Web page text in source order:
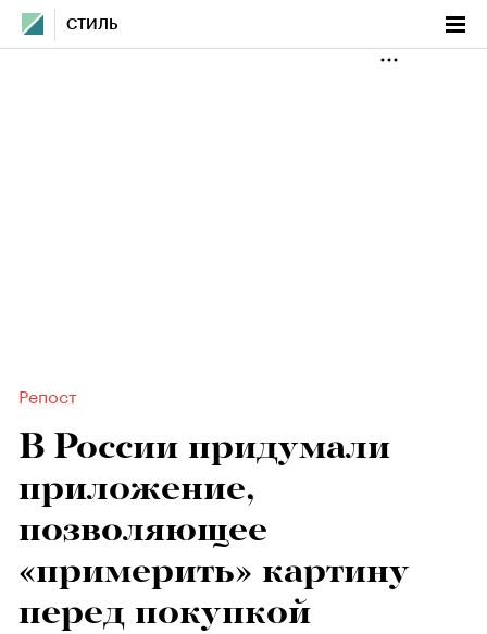
СТИЛЬ
Репост
В России придумали
приложение,
позволяющее
«примерить» картину
перед покупкой